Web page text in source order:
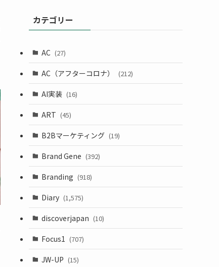
カテゴリー
AC (27)
AC（アフターコロナ） (212)
AI実装 (16)
ART (45)
B2Bマーケティング (19)
Brand Gene (392)
Branding (918)
Diary (1,575)
discoverjapan (10)
Focus1 (707)
JW-UP (15)